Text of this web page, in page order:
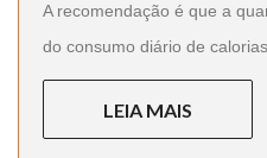
A recomendação é que a
do consumo diário de calorias
LEIA MAIS